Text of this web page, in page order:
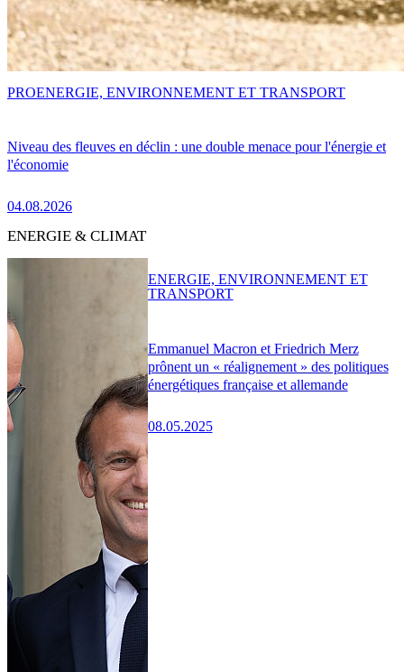
Niveau des fleuves en déclin : une double menace pour l'énergie et
l'économie
04.08.2026
PROENERGIE, ENVIRONNEMENT ET TRANSPORT
ENERGIE & CLIMAT
Emmanuel Macron et Friedrich Merz
prônent un « réalignement » des politiques
énergétiques française et allemande
08.05.2025
ENERGIE, ENVIRONNEMENT ET
TRANSPORT